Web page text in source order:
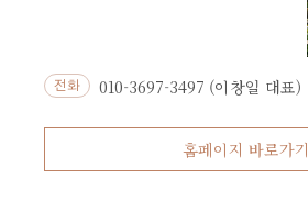
전화 010-3697-3497 (이창일 대표)
홈페이지 바로가기